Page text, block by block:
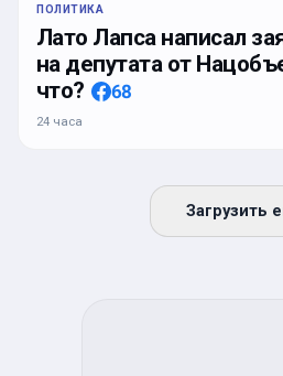
ПОЛИТИКА
Лато Лапса написал
на депутата от
что?
68
24 часа
Загрузить